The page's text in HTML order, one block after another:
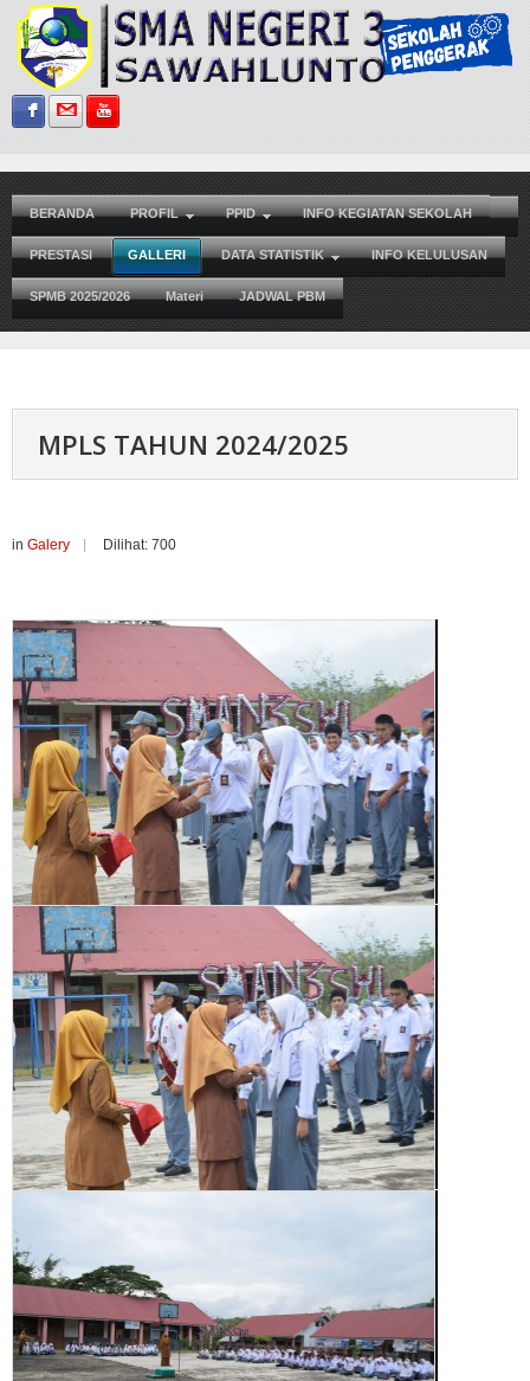
Sign in with Facebook
Sign in with Gmail
BERANDA PROFIL PPID INFO KEGIATAN SEKOLAH
PRESTASI GALLERI DATA STATISTIK INFO KELULUSAN
SPMB 2025/2026 Materi JADWAL PBM
MPLS TAHUN 2024/2025
in Galery Dilihat: 700